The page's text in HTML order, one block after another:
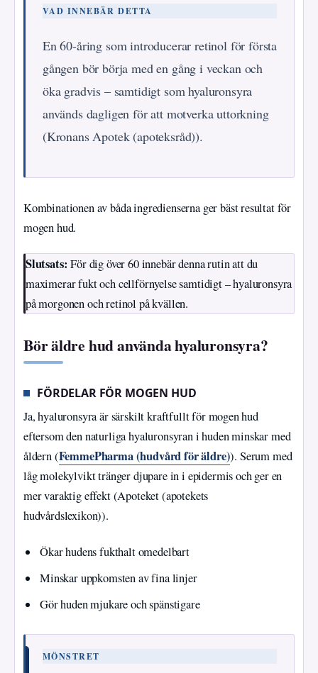
VAD INNEBÄR DETTA
En 60-åring som introducerar retinol för första
gången bör börja med en gång i veckan och
öka gradvis – samtidigt som hyaluronsyra
används dagligen för att motverka uttorkning
(Kronans Apotek (apoteksråd)).
Kombinationen av båda ingredienserna ger bäst resultat för
mogen hud.
Slutsats: För dig över 60 innebär denna rutin att du
maximerar fukt och cellförnyelse samtidigt – hyaluronsyra
på morgonen och retinol på kvällen.
Bör äldre hud använda hyaluronsyra?
FÖRDELAR FÖR MOGEN HUD
Ja, hyaluronsyra är särskilt kraftfullt för mogen hud
eftersom den naturliga hyaluronsyran i huden minskar med
åldern (FemmePharma (hudvård för äldre)). Serum med
låg molekylvikt tränger djupare in i epidermis och ger en
mer varaktig effekt (Apoteket (apotekets
hudvårdslexikon)).
Ökar hudens fukthalt omedelbart
Minskar uppkomsten av fina linjer
Gör huden mjukare och spänstigare
MÖNSTRET